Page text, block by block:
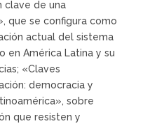
clave de una
que se configura como
actual del sistema
en América Latina y su
«Claves
democracia y
sobre
que resisten y